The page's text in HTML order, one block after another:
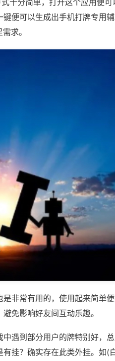
十分简单，打开这个应用便
便可以生成出手机打牌专用
求。
非常有用的，使用起来简单
免影响好友间互动乐趣。
遇到部分用户的牌特别好，总
挂？确实存在此类外挂。如(